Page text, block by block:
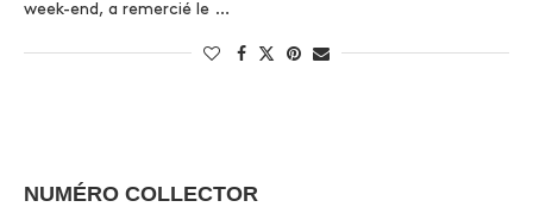
week-end, a remercié le …
NUMÉRO COLLECTOR